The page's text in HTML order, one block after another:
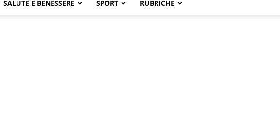
SALUTE E BENESSERE SPORT RUBRICHE